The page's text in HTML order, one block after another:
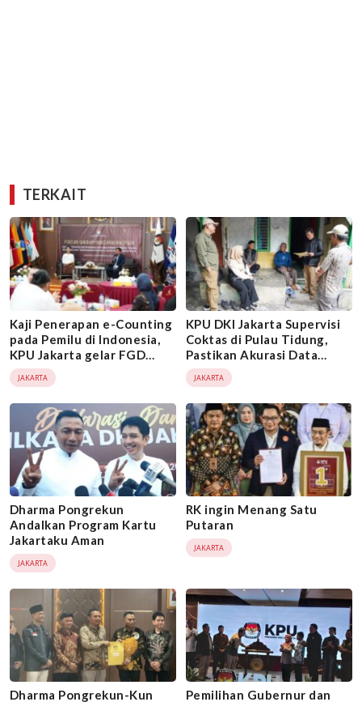
TERKAIT
Kaji Penerapan e-Counting
pada Pemilu di Indonesia,
KPU Jakarta gelar FGD
bersama FISIP UI
JAKARTA
KPU DKI Jakarta Supervisi
Coktas di Pulau Tidung,
Pastikan Akurasi Data
Pemilih
JAKARTA
Dharma Pongrekun
Andalkan Program Kartu
Jakartaku Aman
JAKARTA
RK ingin Menang Satu
Putaran
JAKARTA
Dharma Pongrekun-Kun
Pemilihan Gubernur dan